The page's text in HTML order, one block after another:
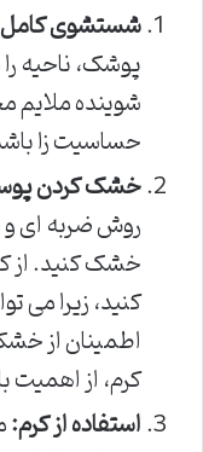
شستشوی
پوشک، ناحیه
شوینده
حساسیت زا
خشک کردن
روش ضربه ای و
خشک کنید. از
کنید، زیرا می
اطمینان از
کرم، از اهمیت
استفاده از کرم: